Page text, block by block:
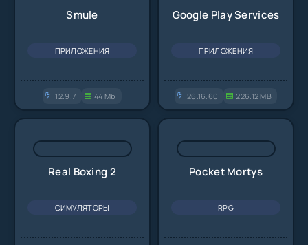
Smule
ПРИЛОЖЕНИЯ
12.9.7 44 Mb
Google Play Services
ПРИЛОЖЕНИЯ
26.16.60 226.12 MB
Real Boxing 2
СИМУЛЯТОРЫ
Pocket Mortys
RPG